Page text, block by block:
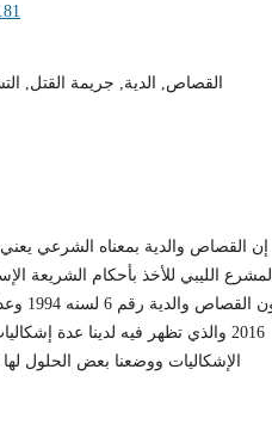
القصاص, الدية, جريمة القتل,
إن القصاص والدية بمعناه الشرعي
المشرع الليبي للأخذ بأحكام الشريعة
2016 والذي تظهر فيه لدينا عدة
الإشكاليات ووضعنا بعض الحلول